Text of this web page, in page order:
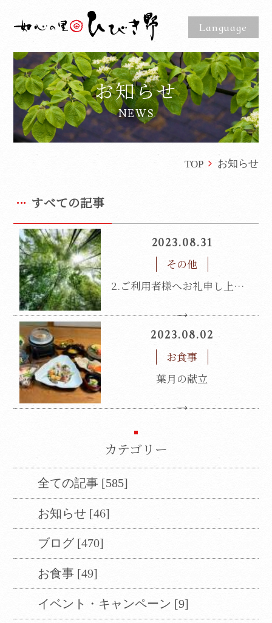
Language
お知らせ
NEWS
TOP お知らせ
すべての記事
2023.08.31
その他
2.ご利用者様へお礼申し上げます。
2023.08.02
お食事
葉月の献立
カテゴリー
全ての記事 [585]
お知らせ [46]
ブログ [470]
お食事 [49]
イベント・キャンペーン [9]